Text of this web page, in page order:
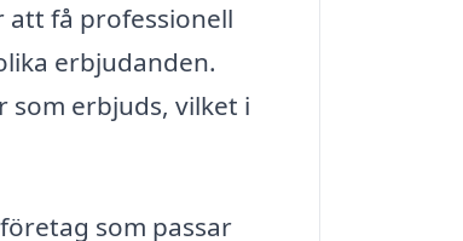
att få professionell
erbjudanden.
som erbjuds, vilket i
som passar